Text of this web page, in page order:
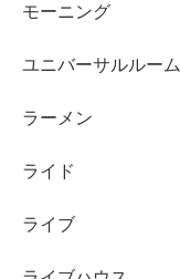
モーニング
ユニバーサルルーム
ラーメン
ライド
ライブ